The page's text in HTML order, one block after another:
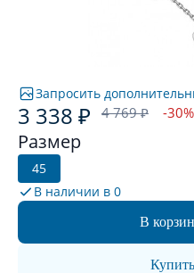
Запросить
3 338 ₽ 4 769 ₽ -30%
Размер
45
В наличии в 0
В